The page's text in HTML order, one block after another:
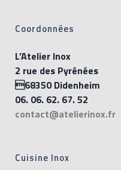
Coordonnées
L’Atelier Inox
2 rue des Pyrénées
68350 Didenheim
06. 06. 62. 67. 52
contact@atelierinox.fr
Cuisine Inox